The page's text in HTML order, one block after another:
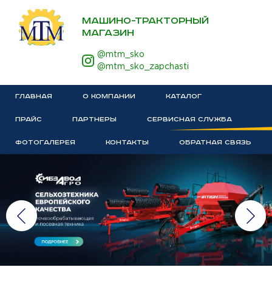
МАШИНО-ТРАКТОРНЫЙ
МАГАЗИН
@mtm_sko
@mtm_sko_zapchasti
ГЛАВНАЯ О КОМПАНИИ КАТАЛОГ
ПРАЙС ПАРТНЕРЫ СЕРВИСНАЯ СЛУЖБА
ФОТОГАЛЕРЕЯ КОНТАКТЫ ОБРАТНАЯ СВЯЗЬ